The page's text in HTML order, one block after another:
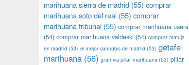
marihuana sierra de madrid (55) comprar
marihuana soto del real (55) comprar
marihuana tribunal (55) comprar marihuana usera
(54) comprar marihuana valdeski (54) comprar matuja
en madrid (53) el mejor cannabis de madrid (53) getafe
marihuana (56) gran via pillar marihuana (53) pillar